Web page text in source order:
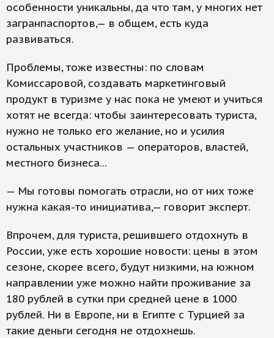
особенности уникальны, да что там, у многих нет
загранпаспортов,— в общем, есть куда
развиваться.
Проблемы, тоже известны: по словам
Комиссаровой, создавать маркетинговый
продукт в туризме у нас пока не умеют и учиться
хотят не всегда: чтобы заинтересовать туриста,
нужно не только его желание, но и усилия
остальных участников — операторов, властей,
местного бизнеса...
— Мы готовы помогать отрасли, но от них тоже
нужна какая-то инициатива,— говорит эксперт.
Впрочем, для туриста, решившего отдохнуть в
России, уже есть хорошие новости: цены в этом
сезоне, скорее всего, будут низкими, на южном
направлении уже можно найти проживание за
180 рублей в сутки при средней цене в 1000
рублей. Ни в Европе, ни в Египте с Турцией за
такие деньги сегодня не отдохнешь.